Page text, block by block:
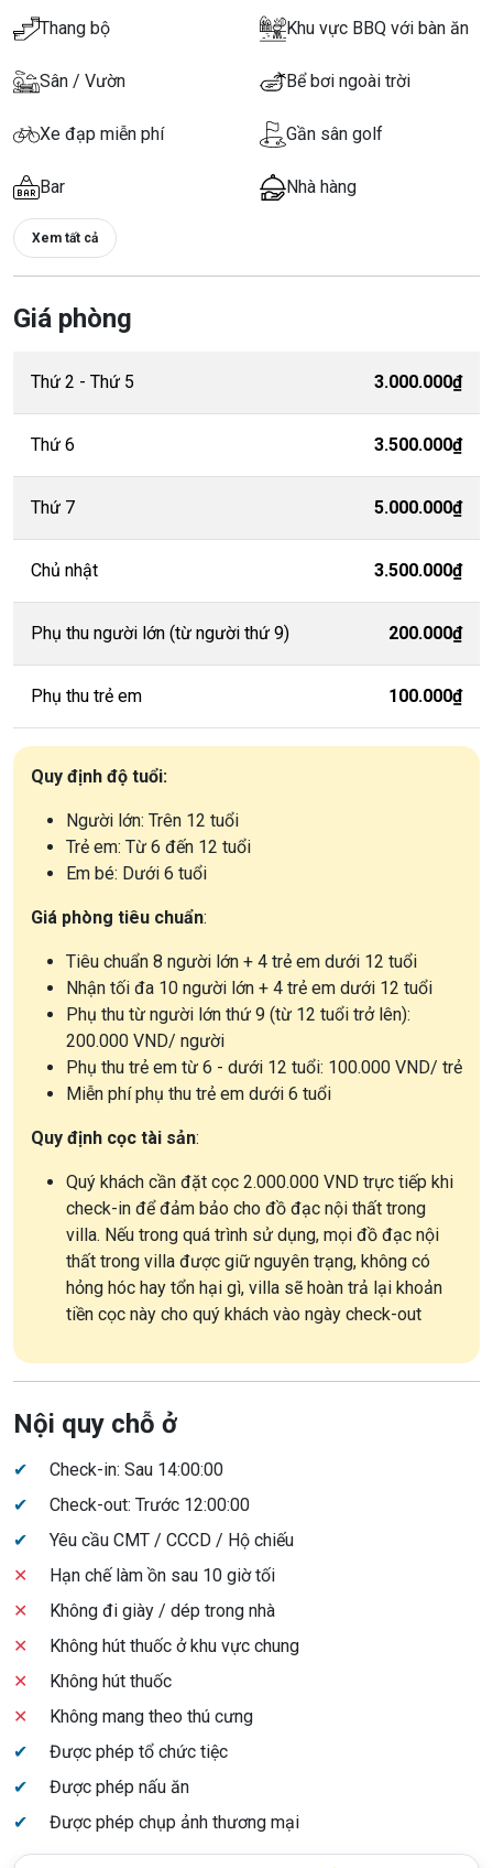
Thang bộ Khu vực BBQ với bàn ăn
Sân / Vườn Bể bơi ngoài trời
Xe đạp miễn phí Gần sân golf
Bar Nhà hàng
Xem tất cả
Giá phòng
Thứ 2 - Thứ 5 3.000.000₫
Thứ 6 3.500.000₫
Thứ 7 5.000.000₫
Chủ nhật 3.500.000₫
Phụ thu người lớn (từ người thứ 9) 200.000₫
Phụ thu trẻ em 100.000₫
Quy định độ tuổi:
Người lớn: Trên 12 tuổi
Trẻ em: Từ 6 đến 12 tuổi
Em bé: Dưới 6 tuổi
Giá phòng tiêu chuẩn:
Tiêu chuẩn 8 người lớn + 4 trẻ em dưới 12 tuổi
Nhận tối đa 10 người lớn + 4 trẻ em dưới 12 tuổi
Phụ thu từ người lớn thứ 9 (từ 12 tuổi trở lên):
200.000 VND/ người
Phụ thu trẻ em từ 6 - dưới 12 tuổi: 100.000 VND/ trẻ
Miễn phí phụ thu trẻ em dưới 6 tuổi
Quy định cọc tài sản:
Quý khách cần đặt cọc 2.000.000 VND trực tiếp khi
check-in để đảm bảo cho đồ đạc nội thất trong
villa. Nếu trong quá trình sử dụng, mọi đồ đạc nội
thất trong villa được giữ nguyên trạng, không có
hỏng hóc hay tổn hại gì, villa sẽ hoàn trả lại khoản
tiền cọc này cho quý khách vào ngày check-out
Nội quy chỗ ở
✔
Check-in: Sau 14:00:00
✔
Check-out: Trước 12:00:00
✔
Yêu cầu CMT / CCCD / Hộ chiếu
✕
Hạn chế làm ồn sau 10 giờ tối
✕
Không đi giày / dép trong nhà
✕
Không hút thuốc ở khu vực chung
✕
Không hút thuốc
✕
Không mang theo thú cưng
✔
Được phép tổ chức tiệc
✔
Được phép nấu ăn
✔
Được phép chụp ảnh thương mại